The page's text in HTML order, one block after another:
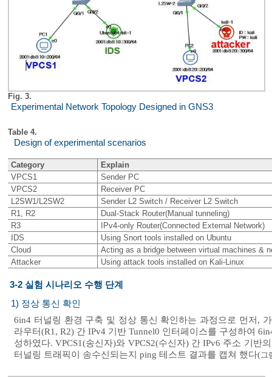
Fig. 3.
Experimental Network Topology Designed in GNS3
Table 4.
Design of experimental scenarios
Category
Explain
VPCS1
Sender PC
VPCS2
Receiver PC
L2SW1/L2SW2
Sender L2 Switch / Receiver L2 Switch
R1, R2
Dual-Stack Router(Manual tunneling)
R3
IPv4-only Router(Connected External Network)
IDS
Using Snort tools installed on Ubuntu
Cloud
Acting as a bridge between virtual machines &
Attacker
Using attack tools installed on Kali-Linux
3-2 실험 시나리오 수행 단계
1) 정상 통신 확인
6in4 터널링 환경 구축 및 정상 통신 확인하는 과정으로 먼저,
라우터(R1, R2) 간 IPv4 기반 Tunnel0 인터페이스를 구성하여
성하였다. VPCS1(송신자)와 VPCS2(수신자) 간 IPv6 주소 기반
터널링 트래픽이 송수신되는지 ping 테스트 결과를 캡쳐 했다(그